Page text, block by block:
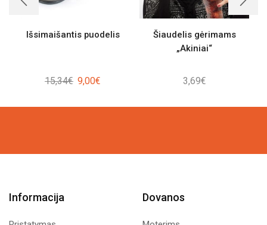
Išsimaišantis puodelis
15,34€ Original
was:
9,00€
is:
Šiaudelis gėrimams
„Akiniai“
3,69€
Informacija Dovanos